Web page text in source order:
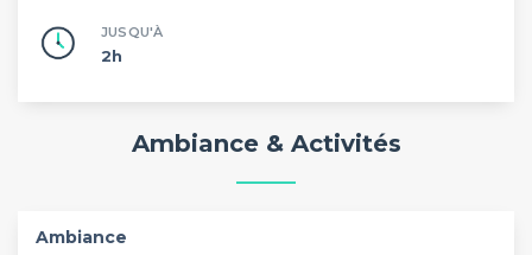
JUSQU'À
2h
Ambiance & Activités
Ambiance